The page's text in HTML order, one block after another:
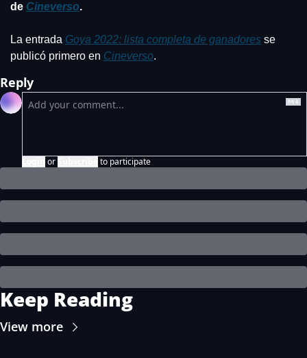
de Cineverso.
La entrada Goya 2022: lista completa de ganadores se
publicó primero en Cineverso.
Reply
or to participate
Keep Reading
View more